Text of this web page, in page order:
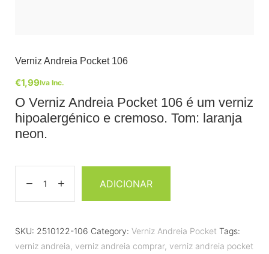
Verniz Andreia Pocket 106
€1,99Iva Inc.
O Verniz Andreia Pocket 106 é um verniz
hipoalergénico e cremoso. Tom: laranja
neon.
ADICIONAR
SKU: 2510122-106 Category: Verniz Andreia Pocket Tags:
verniz andreia, verniz andreia comprar, verniz andreia pocket